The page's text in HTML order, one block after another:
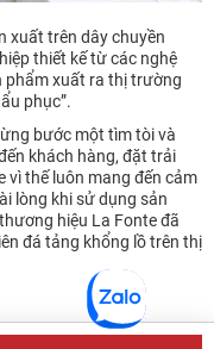
xuất trên dây chuyền
thiết kế từ các nghệ
phẩm xuất ra thị trường
phục”.
bước một tìm tòi và
khách hàng, đặt trải
vì thế luôn mang đến cảm
lòng khi sử dụng sản
hiệu La Fonte đã
đá tảng khổng lồ trên thị